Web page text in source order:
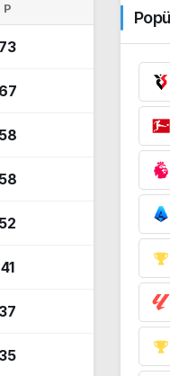
P
73
67
58
58
52
41
37
35